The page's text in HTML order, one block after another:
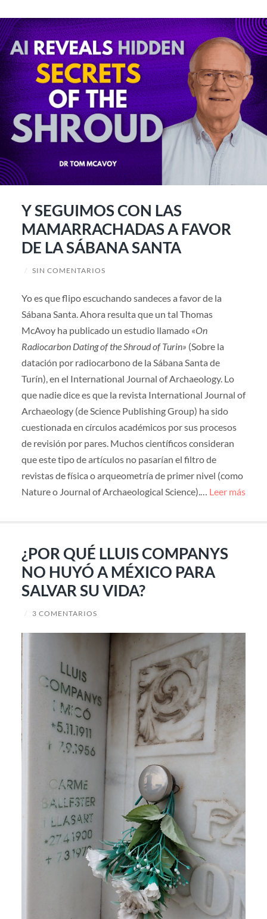
Y SEGUIMOS CON LAS
MAMARRACHADAS A FAVOR
DE LA SÁBANA SANTA
/ SIN COMENTARIOS
Yo es que flipo escuchando sandeces a favor de la
Sábana Santa. Ahora resulta que un tal Thomas
McAvoy ha publicado un estudio llamado «On
Radiocarbon Dating of the Shroud of Turin» (Sobre la
datación por radiocarbono de la Sábana Santa de
Turín), en el International Journal of Archaeology. Lo
que nadie dice es que la revista International Journal of
Archaeology (de Science Publishing Group) ha sido
cuestionada en círculos académicos por sus procesos
de revisión por pares. Muchos científicos consideran
que este tipo de artículos no pasarían el filtro de
revistas de física o arqueometría de primer nivel (como
Nature o Journal of Archaeological Science).… Leer más
¿POR QUÉ LLUIS COMPANYS
NO HUYÓ A MÉXICO PARA
SALVAR SU VIDA?
/ 3 COMENTARIOS